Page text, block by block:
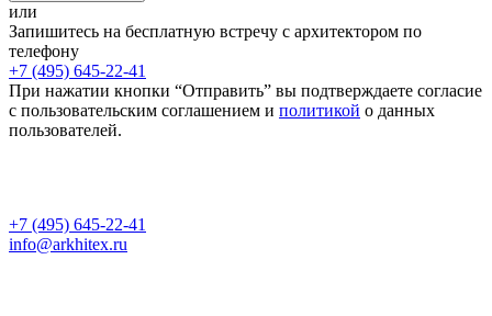
или
Запишитесь на бесплатную встречу с архитектором по
телефону
+7 (495) 645-22-41
При нажатии кнопки “Отправить” вы подтверждаете согласие
с пользовательским соглашением и политикой о данных
пользователей.
+7 (495) 645-22-41
info@arkhitex.ru